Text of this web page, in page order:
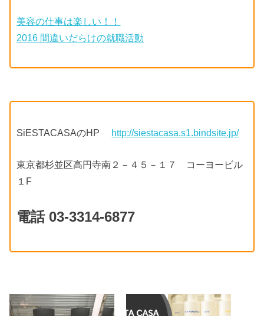
美容の仕事は楽しい！！
2016 間違いだらけの就職活動
SiESTACASAのHP http://siestacasa.s1.bindsite.jp/
東京都杉並区高円寺南２－４５－１７ コーヨービル
１F
電話 03-3314-6877